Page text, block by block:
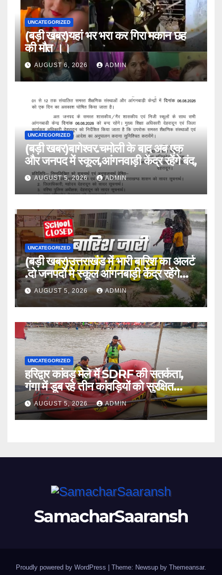
UNCATEGORIZED
(बड़ी खबर)यहां भर भरा कर गिरा मकान छह
की मौत ।।
AUGUST 6, 2026 ADMIN
UNCATEGORIZED
(बड़ी खबर)बागेश्वर.चमोली के बाद अब एक
और जनपद में स्कूल,आंगनवाड़ी केंद्र रहेंगे बंद,
AUGUST 5, 2026 ADMIN
UNCATEGORIZED
(बड़ी खबर)उत्तराखंड में भारी बारिश का अलर्ट
.दो जनपदों मे स्कूल आंगनबाड़ी केंद्र रहेंगे
बंद।AUGUST 5, 2026 ADMIN
UNCATEGORIZED
हरिद्वार कांवड़ मेले में SDRF की सतर्कता,
गंगा में डूब रहे तीन कांवड़ियों को सुरक्षित
बचाया
AUGUST 5, 2026 ADMIN
SamacharSaaransh
Proudly powered by WordPress | Theme: Newsup by Themeansar.